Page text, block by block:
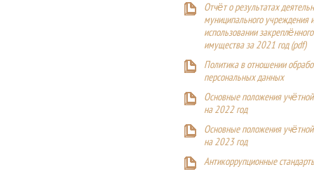
Отчёт о результатах
муниципального учреждения
использовании
имущества за 2021 год (pdf)
Политика в отношении
персональных данных
Основные положения
на 2022 год
Основные положения
на 2023 год
Антикоррупционные